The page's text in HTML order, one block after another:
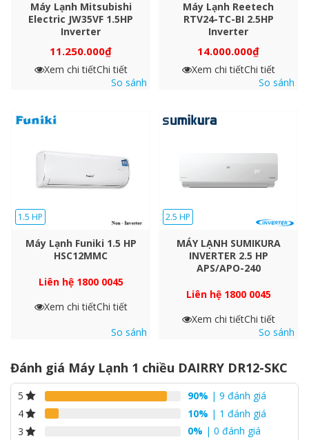
Máy Lạnh Mitsubishi
Electric JW35VF 1.5HP
Inverter
11.250.000₫
Xem chi tiếtChi tiết
So sánh
Máy Lạnh Reetech
RTV24-TC-BI 2.5HP
Inverter
14.000.000₫
Xem chi tiếtChi tiết
So sánh
1.5 HP
Máy Lạnh Funiki 1.5 HP
HSC12MMC
Liên hệ 1800 0045
Xem chi tiếtChi tiết
So sánh
2.5 HP
MÁY LẠNH SUMIKURA
INVERTER 2.5 HP
APS/APO-240
Liên hệ 1800 0045
Xem chi tiếtChi tiết
So sánh
Đánh giá Máy Lạnh 1 chiều DAIRRY DR12-SKC
5 90% | 9 đánh giá
4
10% | 1 đánh giá
3
0% | 0 đánh giá